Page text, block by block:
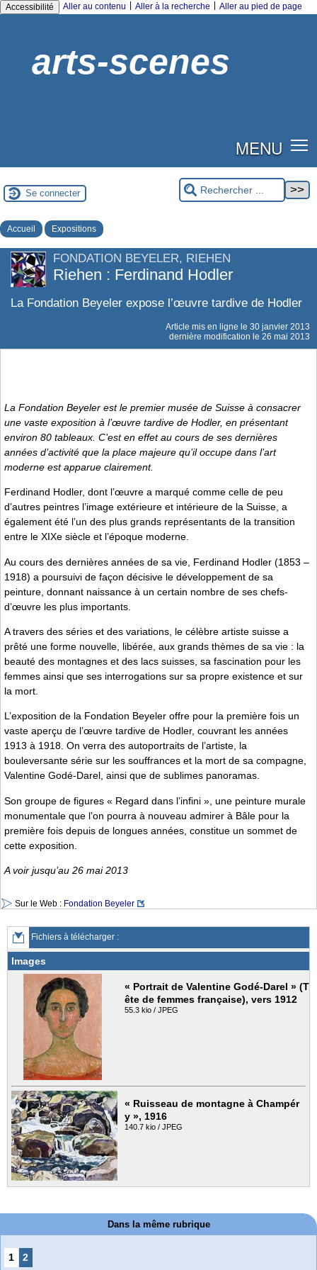
Accessibilité Aller au contenu Aller à la recherche Aller au pied de page
arts-scenes
MENU
Se connecter
Accueil Expositions
FONDATION BEYELER, RIEHEN
Riehen : Ferdinand Hodler
La Fondation Beyeler expose l’œuvre tardive de Hodler
Article mis en ligne le 30 janvier 2013
dernière modification le 26 mai 2013
La Fondation Beyeler est le premier musée de Suisse à consacrer
une vaste exposition à l’œuvre tardive de Hodler, en présentant
environ 80 tableaux. C’est en effet au cours de ses dernières
années d’activité que la place majeure qu’il occupe dans l’art
moderne est apparue clairement.
Ferdinand Hodler, dont l’œuvre a marqué comme celle de peu
d’autres peintres l’image extérieure et intérieure de la Suisse, a
également été l’un des plus grands représentants de la transition
entre le XIXe siècle et l’époque moderne.
Au cours des dernières années de sa vie, Ferdinand Hodler (1853 –
1918) a poursuivi de façon décisive le développement de sa
peinture, donnant naissance à un certain nombre de ses chefs-
d’œuvre les plus importants.
A travers des séries et des variations, le célèbre artiste suisse a
prêté une forme nouvelle, libérée, aux grands thèmes de sa vie : la
beauté des montagnes et des lacs suisses, sa fascination pour les
femmes ainsi que ses interrogations sur sa propre existence et sur
la mort.
L’exposition de la Fondation Beyeler offre pour la première fois un
vaste aperçu de l’œuvre tardive de Hodler, couvrant les années
1913 à 1918. On verra des autoportraits de l’artiste, la
bouleversante série sur les souffrances et la mort de sa compagne,
Valentine Godé-Darel, ainsi que de sublimes panoramas.
Son groupe de figures « Regard dans l’infini », une peinture murale
monumentale que l’on pourra à nouveau admirer à Bâle pour la
première fois depuis de longues années, constitue un sommet de
cette exposition.
A voir jusqu’au 26 mai 2013
Sur le Web : Fondation Beyeler
Fichiers à télécharger :
Images
« Portrait de Valentine Godé-Darel » (T
ête de femmes française), vers 1912
55.3 kio / JPEG
« Ruisseau de montagne à Champér
y », 1916
140.7 kio / JPEG
Dans la même rubrique
1 2